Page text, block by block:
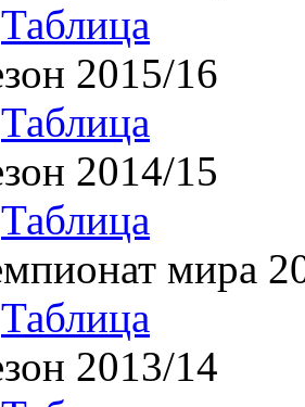
Таблица
2015/16
Таблица
2014/15
Таблица
мира
Таблица
2013/14